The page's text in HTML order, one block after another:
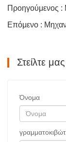
Προηγούμενος :
Επόμενο :
Στείλτε
Όνομα